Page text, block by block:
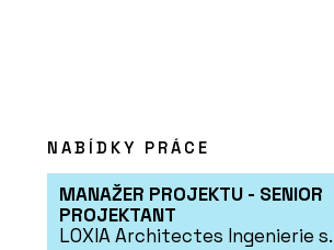
NABÍDKY PRÁCE
MANAŽER PROJEKTU - SENIOR
PROJEKTANT
LOXIA Architectes Ingenierie